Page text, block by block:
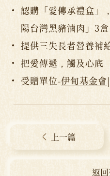
認購「愛傳承禮盒」
陽台灣黑豬滷肉」3盒
提供三失長者營養補
把愛傳遞，觸及心底
受贈單位-伊甸基金會|
上一篇
返